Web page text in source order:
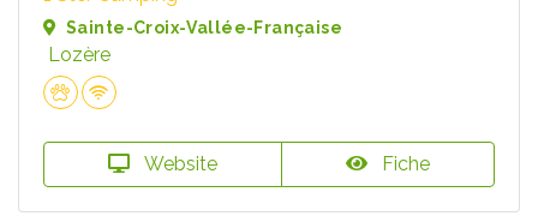
Sainte-Croix-Vallée-Française
Lozère
Website Fiche